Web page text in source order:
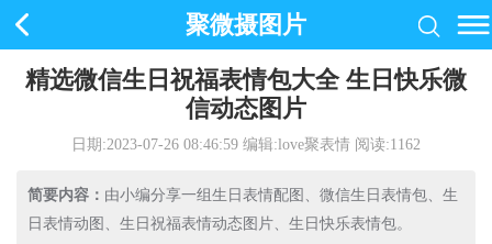
聚微摄图片
精选微信生日祝福表情包大全 生日快乐微
信动态图片
日期:2023-07-26 08:46:59 编辑:love聚表情 阅读:1162
简要内容： 由小编分享一组生日表情配图、微信生日表情包、生
日表情动图、生日祝福表情动态图片、生日快乐表情包。